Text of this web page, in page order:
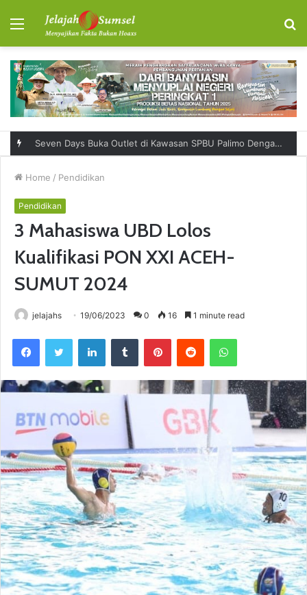
Menu
Seven Days Buka Outlet di Kawasan SPBU Palimo Dengan Konsep One Stop Hangout Destination
Home / Pendidikan
Pendidikan
3 Mahasiswa UBD Lolos
Kualifikasi PON XXI ACEH-
SUMUT 2024
jelajahs 19/06/2023 0 16 1 minute read